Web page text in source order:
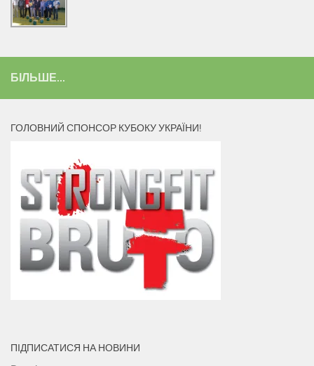
БІЛЬШЕ...
ГОЛОВНИЙ СПОНСОР КУБОКУ УКРАЇНИ!
ПІДПИСАТИСЯ НА НОВИНИ